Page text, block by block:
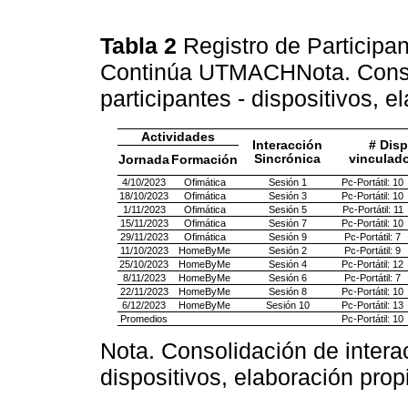
Tabla 2 Registro de
Continúa UTMACHNota.
participantes - dispositivos,
Actividades
Interacción
Sincrónica
#
Jornada Formación
4/10/2023 Ofimática Sesión 1
Pc-Portátil: 10
18/10/2023
Ofimática Sesión 3
Pc-Portátil: 10
1/11/2023
Ofimática Sesión 5
Pc-Portátil: 11
15/11/2023
Ofimática Sesión 7
Pc-Portátil: 10
29/11/2023
Ofimática Sesión 9
Pc-Portátil: 7
11/10/2023
HomeByMe Sesión 2
Pc-Portátil: 9
25/10/2023
HomeByMe Sesión 4
Pc-Portátil: 12
8/11/2023
HomeByMe Sesión 6
Pc-Portátil: 7
22/11/2023
HomeByMe Sesión 8
Pc-Portátil: 10
6/12/2023
HomeByMe Sesión 10
Pc-Portátil: 13
Promedios
Pc-Portátil: 10
Nota. Consolidación de
dispositivos, elaboración